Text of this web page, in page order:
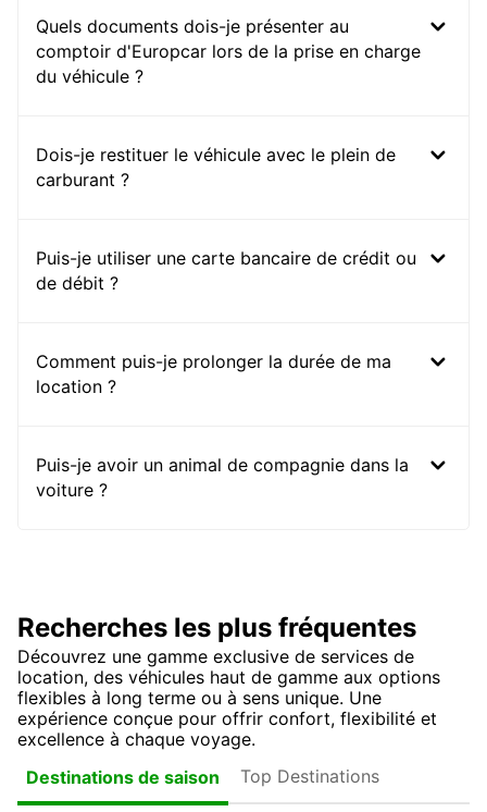
Quels documents dois-je présenter au
comptoir d'Europcar lors de la prise en charge
du véhicule ?
Dois-je restituer le véhicule avec le plein de
carburant ?
Puis-je utiliser une carte bancaire de crédit ou
de débit ?
Comment puis-je prolonger la durée de ma
location ?
Puis-je avoir un animal de compagnie dans la
voiture ?
Recherches les plus fréquentes
Découvrez une gamme exclusive de services de
location, des véhicules haut de gamme aux options
flexibles à long terme ou à sens unique. Une
expérience conçue pour offrir confort, flexibilité et
excellence à chaque voyage.
Destinations de saison
Top Destinations